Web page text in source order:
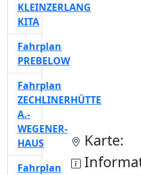
Karte:
KLEINZERLANG
KITA
Fahrplan
PREBELOW
Fahrplan
ZECHLINERHÜTTE
A.-
WEGENER-
HAUS
Fahrplan